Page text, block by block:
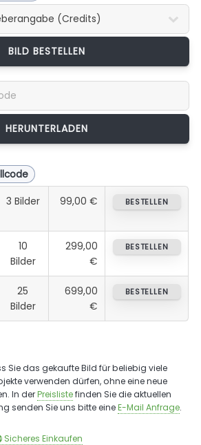
BILD BESTELLEN
3 Bilder 99,00 € BESTELLEN
10
Bilder
299,00
€
BESTELLEN
25
Bilder
699,00
€
BESTELLEN
Sie das gekaufte Bild für beliebig viele
verwenden dürfen, ohne eine neue
In derPreislistefinden Sie die aktuellen
senden Sie uns bitte eineE-Mail Anfrage.
Sicheres Einkaufen